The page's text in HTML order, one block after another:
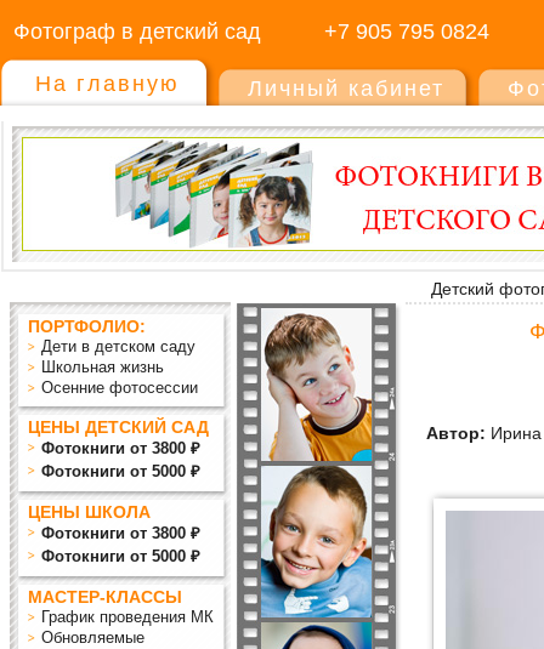
Фотограф в детский сад +7 905 795 0824
На главную Личный кабинет
Детский
ПОРТФОЛИО:
Дети в детском саду
Школьная жизнь
Осенние фотосессии
ЦЕНЫ ДЕТСКИЙ САД
Фотокниги от 3800 ₽
Фотокниги от 5000 ₽
ЦЕНЫ ШКОЛА
Фотокниги от 3800 ₽
Фотокниги от 5000 ₽
МАСТЕР-КЛАССЫ
График проведения МК
Обновляемые
Автор: Ирина